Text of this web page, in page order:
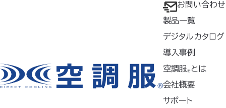
お問い合わせ
製品一覧
デジタルカタログ
導入事例
空調服🄬 とは
会社概要
サポート
▶デザイン性と動きやすさ、タフ
▶ワークはもちろん、日常に溶け
込むカジュアルテイスト この製品
は、在庫がある限りで販売終了と